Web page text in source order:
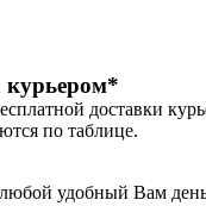
курьером*
доставки
по таблице.
удобный Вам